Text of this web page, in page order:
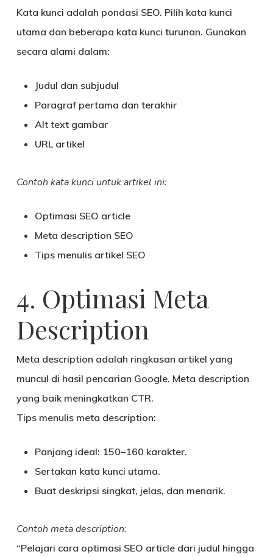
Kata kunci adalah pondasi SEO. Pilih kata kunci
utama dan beberapa kata kunci turunan. Gunakan
secara alami dalam:
Judul dan subjudul
Paragraf pertama dan terakhir
Alt text gambar
URL artikel
Contoh kata kunci untuk artikel ini:
Optimasi SEO article
Meta description SEO
Tips menulis artikel SEO
4. Optimasi Meta
Description
Meta description adalah ringkasan artikel yang
muncul di hasil pencarian Google. Meta description
yang baik meningkatkan CTR.
Tips menulis meta description:
Panjang ideal: 150–160 karakter.
Sertakan kata kunci utama.
Buat deskripsi singkat, jelas, dan menarik.
Contoh meta description:
“Pelajari cara optimasi SEO article dari judul hingga